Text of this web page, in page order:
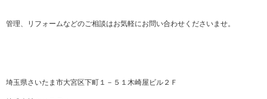
管理、リフォームなどのご相談はお気軽にお問い合わせくださいませ。
埼玉県さいたま市大宮区下町１－５１木崎屋ビル２Ｆ